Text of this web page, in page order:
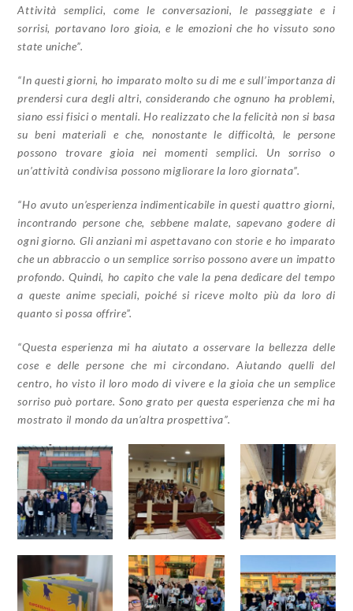
Attività semplici, come le conversazioni, le passeggiate e i
sorrisi, portavano loro gioia, e le emozioni che ho vissuto sono
state uniche”.
“In questi giorni, ho imparato molto su di me e sull’importanza di
prendersi cura degli altri, considerando che ognuno ha problemi,
siano essi fisici o mentali. Ho realizzato che la felicità non si basa
su beni materiali e che, nonostante le difficoltà, le persone
possono trovare gioia nei momenti semplici. Un sorriso o
un’attività condivisa possono migliorare la loro giornata”.
“Ho avuto un’esperienza indimenticabile in questi quattro giorni,
incontrando persone che, sebbene malate, sapevano godere di
ogni giorno. Gli anziani mi aspettavano con storie e ho imparato
che un abbraccio o un semplice sorriso possono avere un impatto
profondo. Quindi, ho capito che vale la pena dedicare del tempo
a queste anime speciali, poiché si riceve molto più da loro di
quanto si possa offrire”.
“Questa esperienza mi ha aiutato a osservare la bellezza delle
cose e delle persone che mi circondano. Aiutando quelli del
centro, ho visto il loro modo di vivere e la gioia che un semplice
sorriso può portare. Sono grato per questa esperienza che mi ha
mostrato il mondo da un’altra prospettiva”.